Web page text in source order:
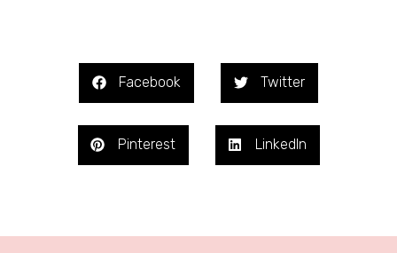
Facebook Twitter
Pinterest LinkedIn